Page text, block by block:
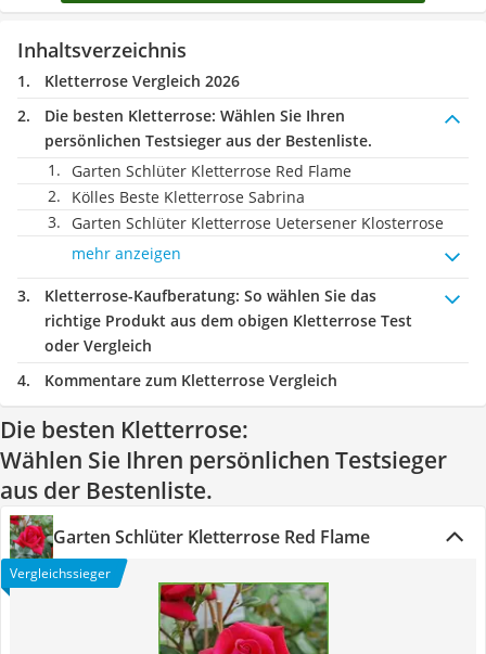
Inhaltsverzeichnis
Kletterrose Vergleich 2026
Die besten Kletterrose: Wählen Sie Ihren
persönlichen Testsieger aus der Bestenliste.
Garten Schlüter Kletterrose Red Flame
Kölles Beste Kletterrose Sabrina
Garten Schlüter Kletterrose Uetersener Klosterrose
mehr anzeigen
Kletterrose-Kaufberatung: So wählen Sie das
richtige Produkt aus dem obigen Kletterrose Test
oder Vergleich
Kommentare zum Kletterrose Vergleich
Die besten Kletterrose:
Wählen Sie Ihren persönlichen Testsieger
aus der Bestenliste.
Garten Schlüter Kletterrose Red Flame
Vergleichssieger